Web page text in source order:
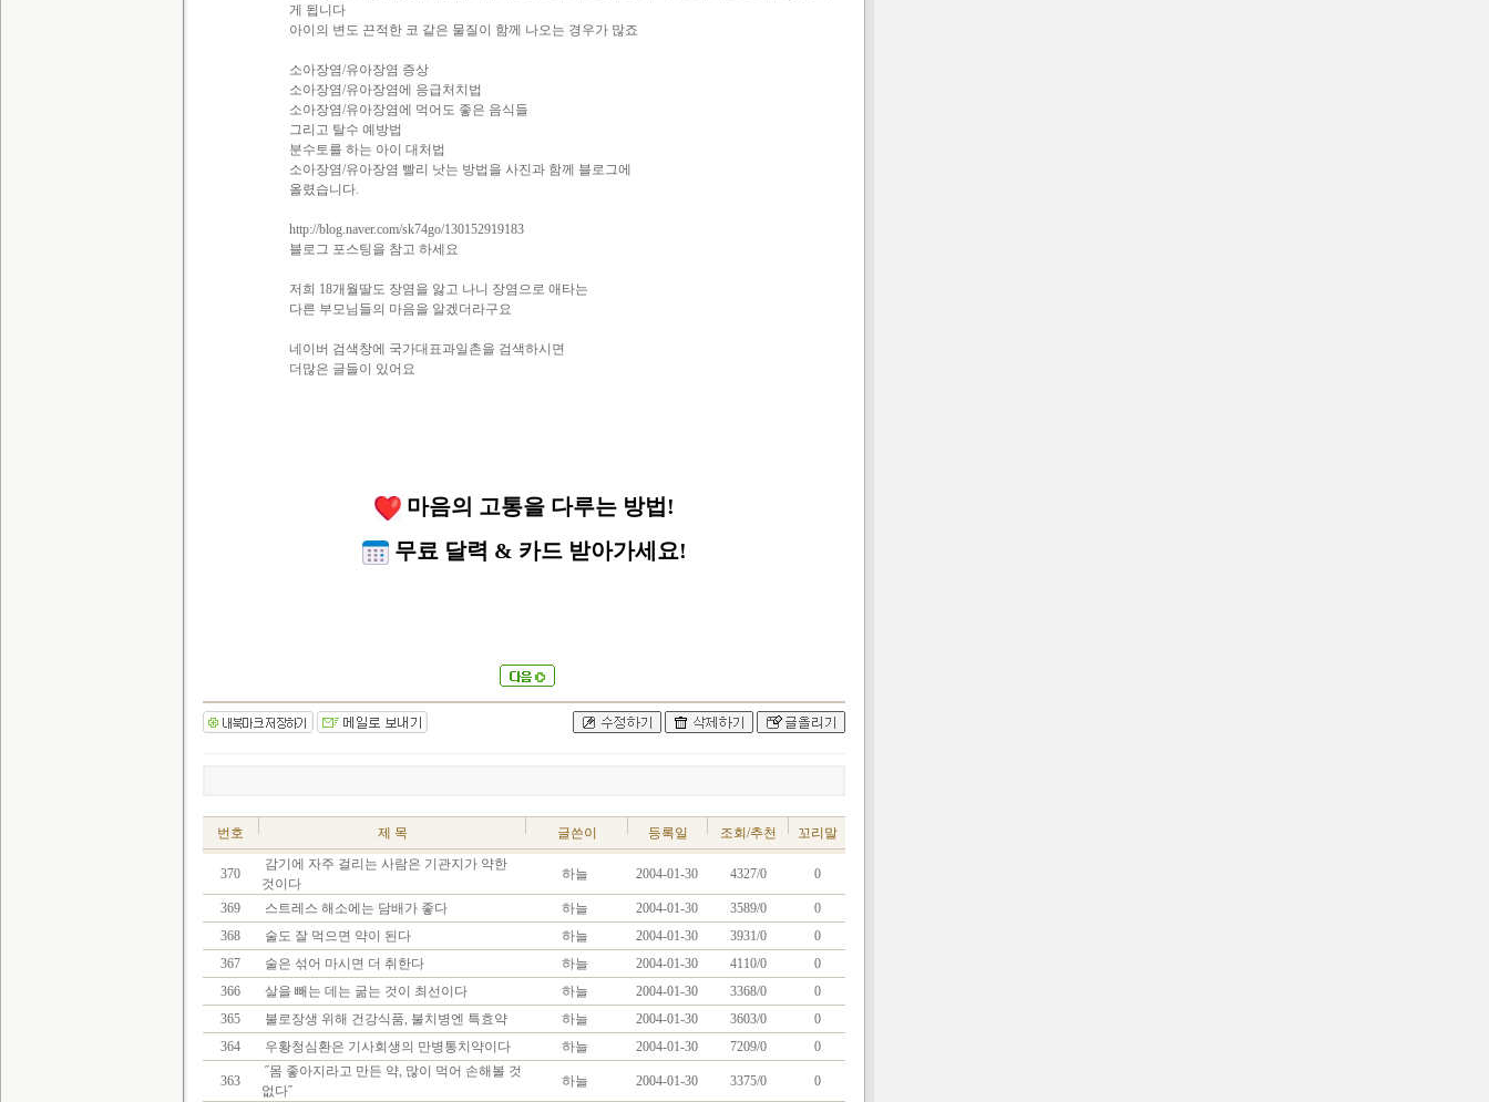
게 됩니다
아이의 변도 끈적한 코 같은 물질이 함께 나오는 경우가 많죠
소아장염/유아장염 증상
소아장염/유아장염에 응급처치법
소아장염/유아장염에 먹어도 좋은 음식들
그리고 탈수 예방법
분수토를 하는 아이 대처법
소아장염/유아장염 빨리 낫는 방법을 사진과 함께 블로그에
올렸습니다.
http://blog.naver.com/sk74go/130152919183
블로그 포스팅을 참고 하세요
저희 18개월딸도 장염을 앓고 나니 장염으로 애타는
다른 부모님들의 마음을 알겠더라구요
네이버 검색창에 국가대표과일촌을 검색하시면
더많은 글들이 있어요
마음의 고통을 다루는 방법!
무료 달력 & 카드 받아가세요!
번호 제 목 글쓴이 등록일 조회/추천 꼬리말
370
감기에 자주 걸리는 사람은 기관지가 약한
것이다
하늘 2004-01-30 4327/0 0
369 스트레스 해소에는 담배가 좋다 하늘 2004-01-30 3589/0
0
368
술도 잘 먹으면 약이 된다 하늘 2004-01-30 3931/0
0
367
술은 섞어 마시면 더 취한다 하늘 2004-01-30 4110/0
0
366
살을 빼는 데는 굶는 것이 최선이다 하늘 2004-01-30 3368/0
0
365
불로장생 위해 건강식품, 불치병엔 특효약 하늘 2004-01-30 3603/0
0
364
우황청심환은 기사회생의 만병통치약이다 하늘 2004-01-30 7209/0 0
363
˝몸 좋아지라고 만든 약, 많이 먹어 손해볼 것
없다˝
하늘 2004-01-30 3375/0 0